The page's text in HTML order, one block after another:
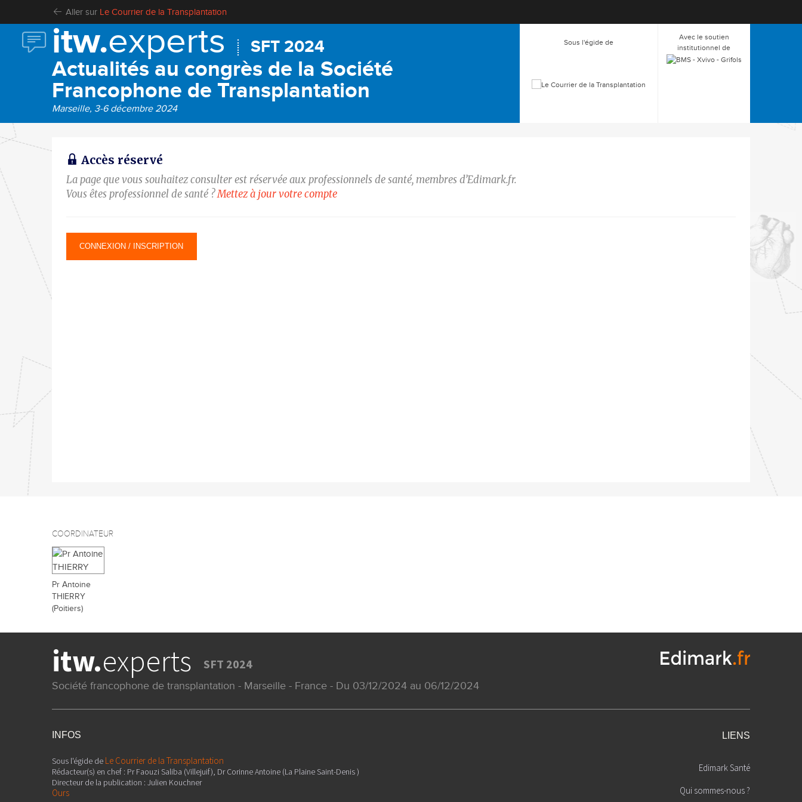
Aller sur Le Courrier de la Transplantation
itw.experts SFT 2024
Actualités au congrès de la Société
Francophone de Transplantation
Marseille, 3-6 décembre 2024
Sous l'égide de
Avec le soutien
institutionnel de
Accès réservé
La page que vous souhaitez consulter est réservée aux professionnels de santé, membres d’Edimark.fr.
Vous êtes professionnel de santé ?Mettez à jour votre compte
CONNEXION / INSCRIPTION
COORDINATEUR
Pr Antoine
THIERRY
(Poitiers)
itw.experts SFT 2024
Société francophone de transplantation - Marseille - France - Du 03/12/2024 au 06/12/2024
INFOS
Sous l'égide de Le Courrier de la Transplantation
Rédacteur(s) en chef : Pr Faouzi Saliba (Villejuif), Dr Corinne Antoine (La Plaine Saint-Denis )
Directeur de la publication : Julien Kouchner
Ours
LIENS
Edimark Santé
Qui sommes-nous ?